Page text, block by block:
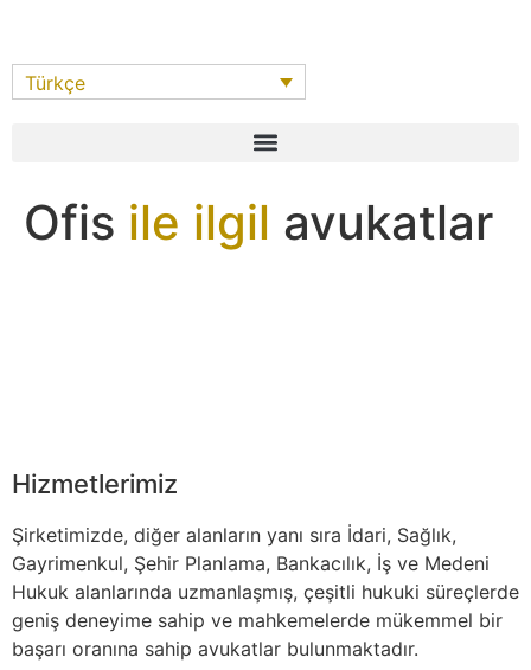
Türkçe
Ofis ile ilgil avukatlar
Hizmetlerimiz
Şirketimizde, diğer alanların yanı sıra İdari, Sağlık,
Gayrimenkul, Şehir Planlama, Bankacılık, İş ve Medeni
Hukuk alanlarında uzmanlaşmış, çeşitli hukuki süreçlerde
geniş deneyime sahip ve mahkemelerde mükemmel bir
başarı oranına sahip avukatlar bulunmaktadır.